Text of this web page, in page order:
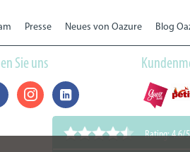
Presse Neues von Oazure Blog
Sie uns
Rating: 4.6/5